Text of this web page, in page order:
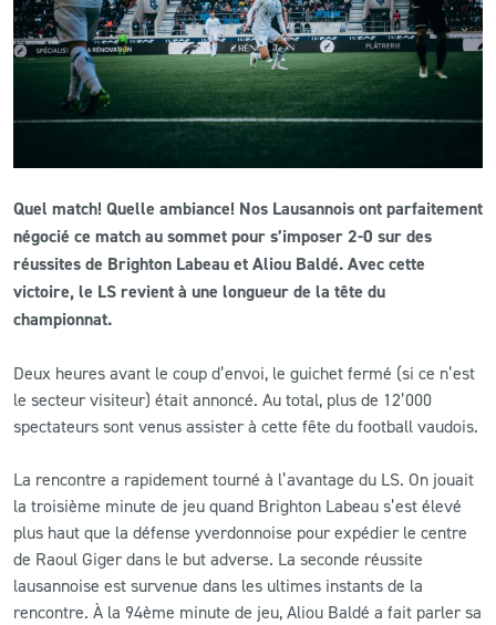
CLUB
CONTACT
ACTUALITÉS
LS E-SHOP
L’APP DU LS
LS ACADEMY CAMPS
PRESSE ET MEDIAS
Quel match! Quelle ambiance! Nos Lausannois ont parfaitement
négocié ce match au sommet pour s’imposer 2-0 sur des
réussites de Brighton Labeau et Aliou Baldé. Avec cette
victoire, le LS revient à une longueur de la tête du
championnat.
Deux heures avant le coup d’envoi, le guichet fermé (si ce n’est
le secteur visiteur) était annoncé. Au total, plus de 12’000
spectateurs sont venus assister à cette fête du football vaudois.
La rencontre a rapidement tourné à l’avantage du LS. On jouait
la troisième minute de jeu quand Brighton Labeau s’est élevé
plus haut que la défense yverdonnoise pour expédier le centre
de Raoul Giger dans le but adverse. La seconde réussite
lausannoise est survenue dans les ultimes instants de la
rencontre. À la 94ème minute de jeu, Aliou Baldé a fait parler sa